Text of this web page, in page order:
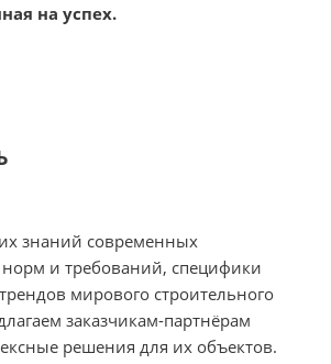
на успех.
знаний современных
и требований, специфики
мирового строительного
заказчикам-партнёрам
решения для их объектов.